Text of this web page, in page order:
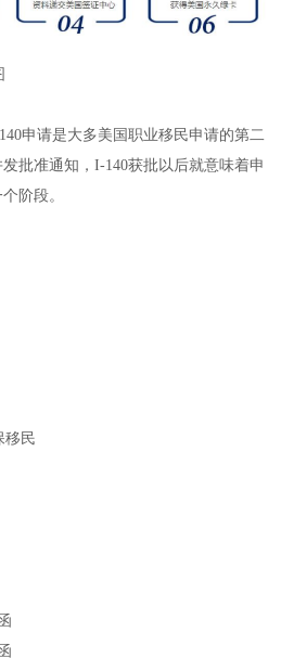
申请是大多美国职业移民申请的第二
批准通知，I-140获批以后就意味着申
阶段。
移民